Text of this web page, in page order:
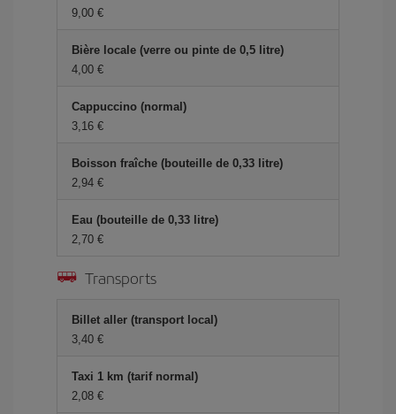
9,00 €
Bière locale (verre ou pinte de 0,5 litre)
4,00 €
Cappuccino (normal)
3,16 €
Boisson fraîche (bouteille de 0,33 litre)
2,94 €
Eau (bouteille de 0,33 litre)
2,70 €
Transports
Billet aller (transport local)
3,40 €
Taxi 1 km (tarif normal)
2,08 €